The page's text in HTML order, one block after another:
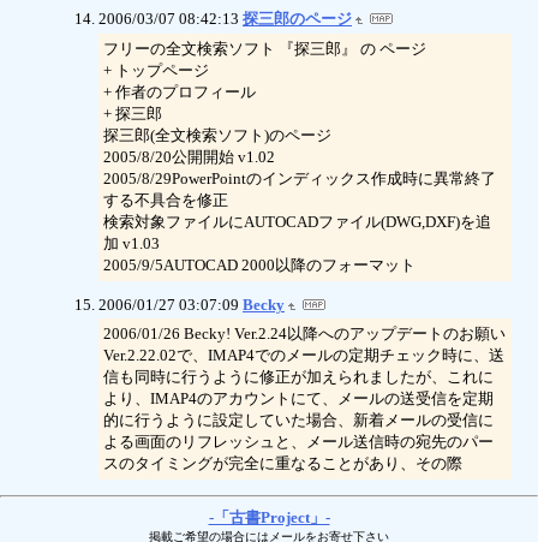
2006/03/07 08:42:13 探三郎のページ
フリーの全文検索ソフト 『探三郎』 の ページ
+ トップページ
+ 作者のプロフィール
+ 探三郎
探三郎(全文検索ソフト)のページ
2005/8/20公開開始 v1.02
2005/8/29PowerPointのインディックス作成時に異常終了
する不具合を修正
検索対象ファイルにAUTOCADファイル(DWG,DXF)を追
加 v1.03
2005/9/5AUTOCAD 2000以降のフォーマット
2006/01/27 03:07:09 Becky
2006/01/26 Becky! Ver.2.24以降へのアップデートのお願い
Ver.2.22.02で、IMAP4でのメールの定期チェック時に、送
信も同時に行うように修正が加えられましたが、これに
より、IMAP4のアカウントにて、メールの送受信を定期
的に行うように設定していた場合、新着メールの受信に
よる画面のリフレッシュと、メール送信時の宛先のパー
スのタイミングが完全に重なることがあり、その際
-「古書Project」-
掲載ご希望の場合にはメールをお寄せ下さい